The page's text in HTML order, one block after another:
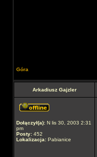
Góra
Arkadiusz Gajzler
Dołączył(a): N lis 30, 2003 2:31
pm
Posty: 452
Lokalizacja: Pabianice